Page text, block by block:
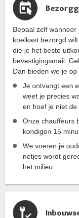
Bepaal zelf wanneer
koelkast bezorgd
die je het beste
bevestigingsmail.
Dan bieden we je
Je ontvangt een
weet je precies
en hoef je niet de
Onze chauffeurs
kondigen 15
We voeren je
netjes wordt
het milieu.